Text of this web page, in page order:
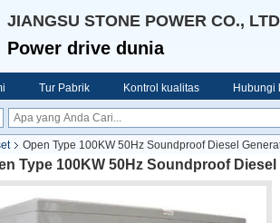
JIANGSU STONE POWER CO., LTD
Power drive dunia
Tur Pabrik Kontrol kualitas Hubungi
Open Type 100KW 50Hz Soundproof Diesel
Type 100KW 50Hz Soundproof